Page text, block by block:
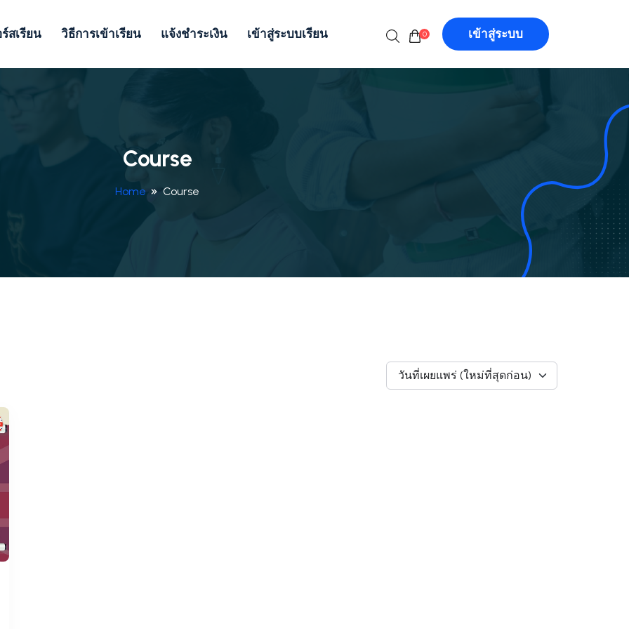
สเรียน วิธีการเข้าเรียน แจ้งชำระเงิน เข้าสู่ระบบเรียน 0 เข้าสู่ระบบ
Course
Home Course
วันที่เผยแพร่ (ใหม่ที่สุดก่อน)